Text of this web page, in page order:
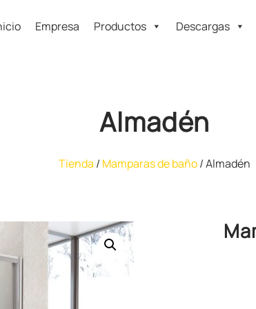
Empresa Productos Descargas
Almadén
Tienda / Mamparas de baño/ Almadén